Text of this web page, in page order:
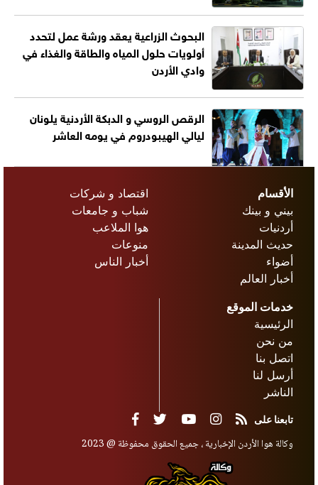
البحوث الزراعية يعقد ورشة عمل لتحدد
أولويات حلول المياه والطاقة والغذاء في
وادي الأردن
الرقص الروسي و الدبكة الأردنية يلونان
ليالي الهيبودروم في يومه العاشر
الأقسام
بيني و بينك
أردنيات
حديث المدينة
أضواء
أخبار العالم
اقتصاد و شركات
شباب و جامعات
هوا الملاعب
منوعات
أخبار الناس
خدمات الموقع
الرئيسية
من نحن
اتصل بنا
أرسل لنا
الناشر
تابعنا على
وكالة هوا الأردن الإخبارية ، جميع الحقوق محفوظة @ 2023